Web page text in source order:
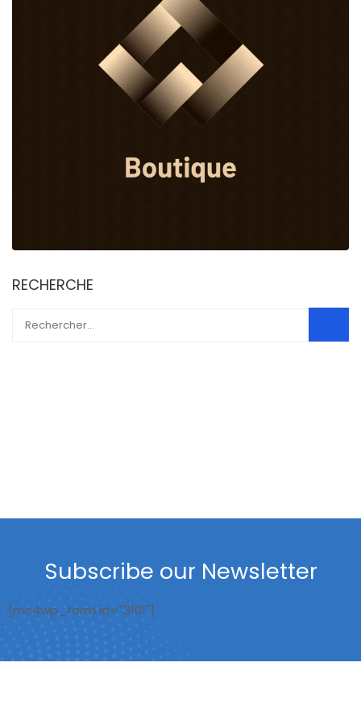
RECHERCHE
Subscribe our Newsletter
[mc4wp_form id="3101"]